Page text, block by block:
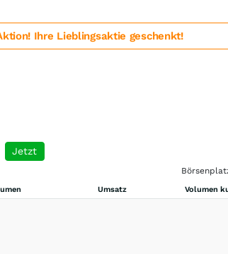
Ihre Lieblingsaktie geschenkt!
Jetzt
Umsatz Volumen